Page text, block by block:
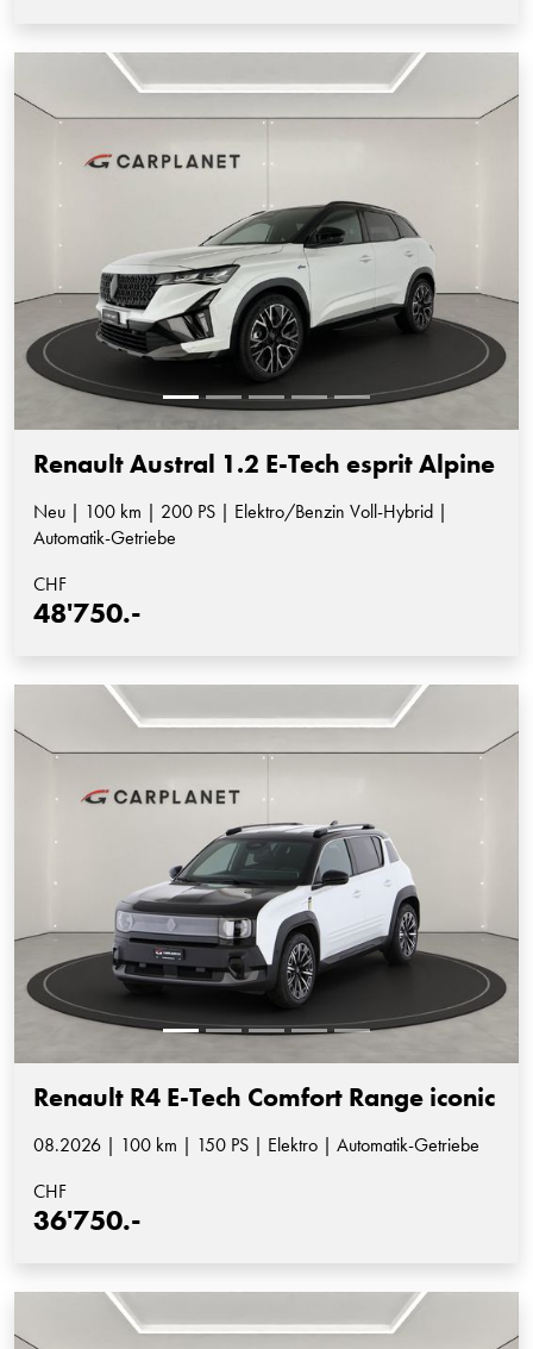
Renault Austral 1.2 E-Tech esprit Alpine
Neu | 100 km | 200 PS | Elektro/Benzin Voll-Hybrid |
Automatik-Getriebe
CHF
48'750.-
Renault R4 E-Tech Comfort Range iconic
08.2026 | 100 km | 150 PS | Elektro | Automatik-Getriebe
CHF
36'750.-